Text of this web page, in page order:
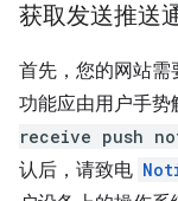
获取发送推送
首先，您的网站
功能应由用户手势
receive push
认后，请致电